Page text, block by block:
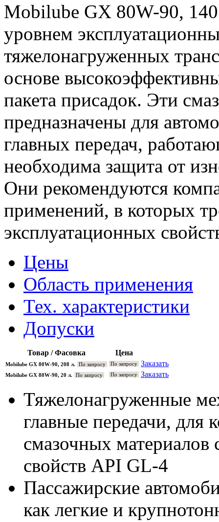
Mobilube GX 80W-90,
уровнем
тяжелонагруженных
основе
пакета присадок. Эти
предназначены для
главных передач,
необходима защита от
Они рекомендуются
применений, в которых
эксплуатационных
Цены
Область применения
Тех. характеристики
Допуски
Товар / Фасовка Цена
Mobilube GX 80W-90, 208 л. По запросу По запросу Заказать
Mobilube GX 80W-90, 20 л. По запросу По запросу Заказать
Тяжелонагруженные
главные передачи, для
смазочных материалов
свойств API GL-4
Пассажирские
как легкие и